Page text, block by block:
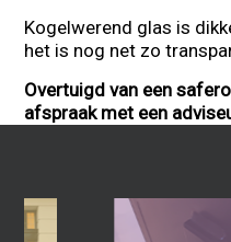
Kogelwerend glas is
het is nog net zo
Overtuigd van een
afspraak met een